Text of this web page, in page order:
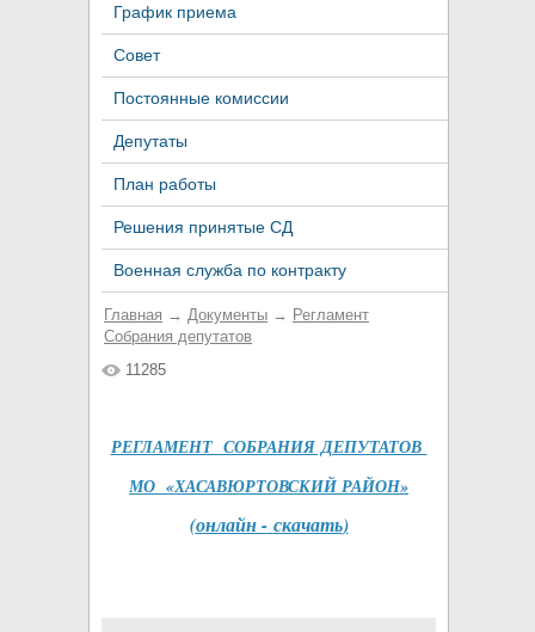
График приема
Совет
Постоянные комиссии
Депутаты
План работы
Решения принятые СД
Военная служба по контракту
Главная → Документы → Регламент
Собрания депутатов
11285
РЕГЛАМЕНТ СОБРАНИЯ ДЕПУТАТОВ
МО «ХАСАВЮРТОВСКИЙ РАЙОН»
(онлайн - скачать)